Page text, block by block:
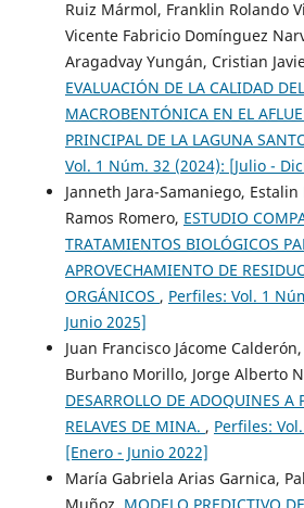
Ruiz Mármol, Franklin Rolando
Vicente Fabricio Domínguez
Aragadvay Yungán, Cristian
EVALUACIÓN DE LA CALIDAD
MACROBENTÓNICA EN EL
PRINCIPAL DE LA LAGUNA
Vol. 1 Núm. 32 (2024): [Julio -
Janneth Jara-Samaniego,
Ramos Romero, ESTUDIO
TRATAMIENTOS BIOLÓGICOS
APROVECHAMIENTO DE
ORGÁNICOS , Perfiles: Vol. 1
Junio 2025]
Juan Francisco Jácome
Burbano Morillo, Jorge Alberto
DESARROLLO DE ADOQUINES A
RELAVES DE MINA. , Perfiles:
[Enero - Junio 2022]
María Gabriela Arias Garnica,